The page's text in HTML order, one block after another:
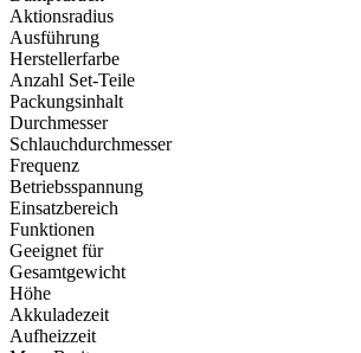
Aktionsradius
Ausführung
Herstellerfarbe
Anzahl Set-Teile
Packungsinhalt
Durchmesser
Schlauchdurchmesser
Frequenz
Betriebsspannung
Einsatzbereich
Funktionen
Geeignet für
Gesamtgewicht
Höhe
Akkuladezeit
Aufheizzeit